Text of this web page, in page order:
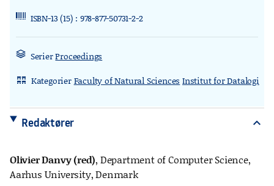
ISBN-13 (15) : 978-877-50731-2-2
SerierProceedings
rdl_stand_desk KategorierFaculty of Natural Sciences Institut for Datalogi
Redaktører expand_more
Olivier Danvy (red), Department of Computer Science,
Aarhus University, Denmark